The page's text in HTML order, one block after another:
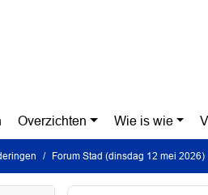
Overzichten Wie is wie
Forum Stad (dinsdag 12 mei 2026)